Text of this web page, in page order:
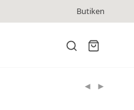
Butiken